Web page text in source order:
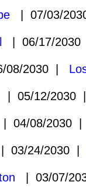
| 07/03/
| 06/17/
08/2030 |
| 05/12/2030
| 04/08/2030 |
03/24/2030 |
| 03/07/